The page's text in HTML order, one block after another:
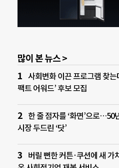
많이 본 뉴스 >
사회변화 이끈 프로그램 찾
팩트 어워드’ 후보 모집
한 줄 점자를 ‘화면’으로…50
시장 두드린 ‘닷’
버릴 뻔한 커튼·쿠션에 새